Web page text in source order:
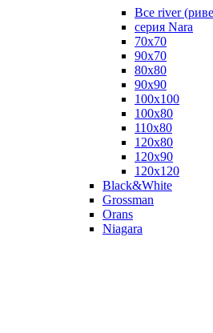
Все river
серия Nara
70х70
90х70
80x80
90x90
100x100
100х80
110х80
120x80
120х90
120х120
Black&White
Grossman
Orans
Niagara